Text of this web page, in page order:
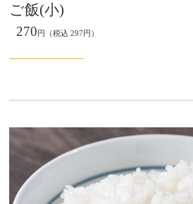
ご飯(小)
270 円（税込 297円）